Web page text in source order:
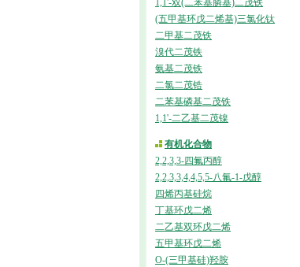
1,1'-双(二苯基膦基)二茂铁
(五甲基环戊二烯基)三氯化钛
二甲基二茂铁
溴代二茂铁
氨基二茂铁
二氯二茂锆
二苯基磷基二茂铁
1,1'-二乙基二茂镍
有机化合物
2,2,3,3-四氟丙醇
2,2,3,3,4,4,5,5-八氟-1-戊醇
四烯丙基硅烷
丁基环戊二烯
二乙基双环戊二烯
五甲基环戊二烯
O-(三甲基硅)羟胺